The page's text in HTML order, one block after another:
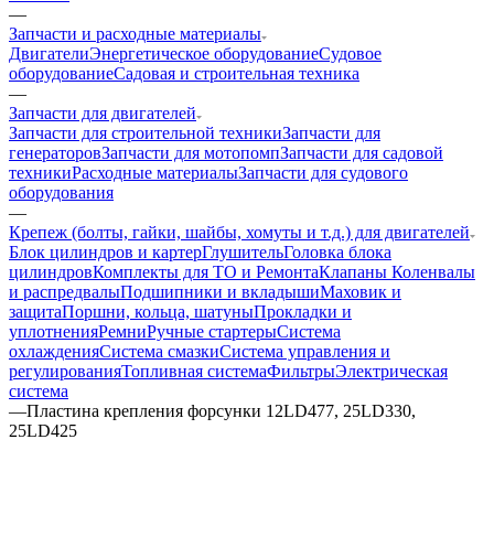
—
Запчасти и расходные материалы
ДвигателиЭнергетическое оборудованиеСудовое
оборудованиеСадовая и строительная техника
—
Запчасти для двигателей
Запчасти для строительной техникиЗапчасти для
генераторовЗапчасти для мотопомпЗапчасти для садовой
техникиРасходные материалыЗапчасти для судового
оборудования
—
Крепеж (болты, гайки, шайбы, хомуты и т.д.) для двигателей
Блок цилиндров и картерГлушительГоловка блока
цилиндровКомплекты для ТО и РемонтаКлапаны Коленвалы
и распредвалыПодшипники и вкладышиМаховик и
защитаПоршни, кольца, шатуныПрокладки и
уплотненияРемниРучные стартерыСистема
охлажденияСистема смазкиСистема управления и
регулированияТопливная системаФильтрыЭлектрическая
система
—Пластина крепления форсунки 12LD477, 25LD330,
25LD425